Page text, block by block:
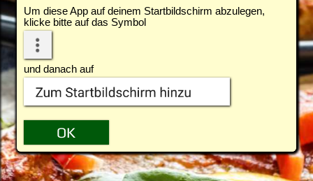
Um diese App auf deinem Startbildschirm abzulegen,
klicke bitte auf das Symbol
und danach auf